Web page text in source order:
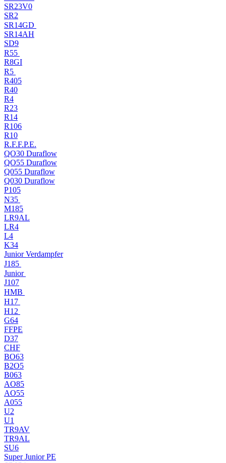
SR23V0
SR2
SR14GD
SR14AH
SD9
R55
R8GI
R5
R405
R40
R4
R23
R14
R106
R10
R.F.F.P.E.
QO30 Duraflow
QO55 Duraflow
Q055 Duraflow
Q030 Duraflow
P105
N35
M185
LR9AL
LR4
L4
K34
Junior Verdampfer
J185
Junior
J107
HMB
H17
H12
G64
FFPE
D37
CHF
BO63
B2O5
B063
AO85
AO55
A055
U2
U1
TR9AV
TR9AL
SU6
Super Junior PE